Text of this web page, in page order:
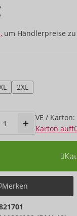
um Händlerpreise
2XL
VE / Karton:
Karton
Merken